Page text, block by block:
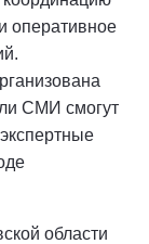
оперативное
СМИ смогут
области